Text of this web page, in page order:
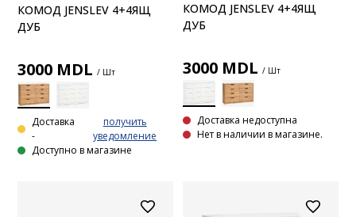
КОМОД JENSLEV 4+4ЯЩ
ДУБ
3000 MDL / Шт
Доставка
-
получить
уведомление
Доступно в магазине
КОМОД JENSLEV 4+4ЯЩ
ДУБ
3000 MDL / Шт
Доставка недоступна
Нет в наличии в магазине.